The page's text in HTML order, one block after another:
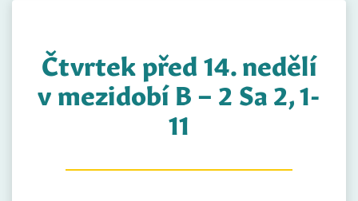
Čtvrtek před 14. nedělí
v mezidobí B – 2 Sa 2, 1-
11